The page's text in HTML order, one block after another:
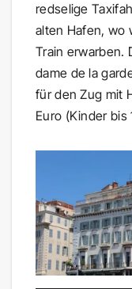
redselige
alten Hafen, wo
Train erwarben.
dame de la
für den Zug mit
Euro (Kinder bis